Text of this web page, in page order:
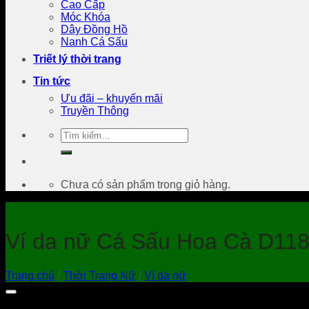
Cao Cấp
Móc Khóa
Dây Đồng Hồ
Nanh Cá Sấu
Triết lý thời trang
Tin tức
Ưu đãi – khuyến mãi
Truyền Thông
Tìm
kiếm:
Chưa có sản phẩm trong giỏ hàng.
Ví da nữ Cá Sấu Hoa Cà
Trang chủ / Thời Trang Nữ / Ví da nữ